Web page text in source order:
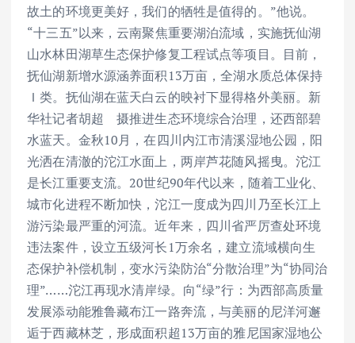
故土的环境更美好，我们的牺牲是值得的。”他说。
“十三五”以来，云南聚焦重要湖泊流域，实施抚仙湖
山水林田湖草生态保护修复工程试点等项目。目前，
抚仙湖新增水源涵养面积13万亩，全湖水质总体保持
Ｉ类。抚仙湖在蓝天白云的映衬下显得格外美丽。新
华社记者胡超 摄推进生态环境综合治理，还西部碧
水蓝天。金秋10月，在四川内江市清溪湿地公园，阳
光洒在清澈的沱江水面上，两岸芦花随风摇曳。沱江
是长江重要支流。20世纪90年代以来，随着工业化、
城市化进程不断加快，沱江一度成为四川乃至长江上
游污染最严重的河流。近年来，四川省严厉查处环境
违法案件，设立五级河长1万余名，建立流域横向生
态保护补偿机制，变水污染防治“分散治理”为“协同治
理”……沱江再现水清岸绿。向“绿”行：为西部高质量
发展添动能雅鲁藏布江一路奔流，与美丽的尼洋河邂
逅于西藏林芝，形成面积超13万亩的雅尼国家湿地公